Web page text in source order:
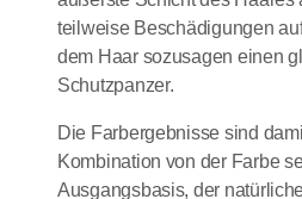
teilweise Beschädigungen
dem Haar sozusagen einen
Schutzpanzer.
Die Farbergebnisse sind
Kombination von der Farbe
Ausgangsbasis, der